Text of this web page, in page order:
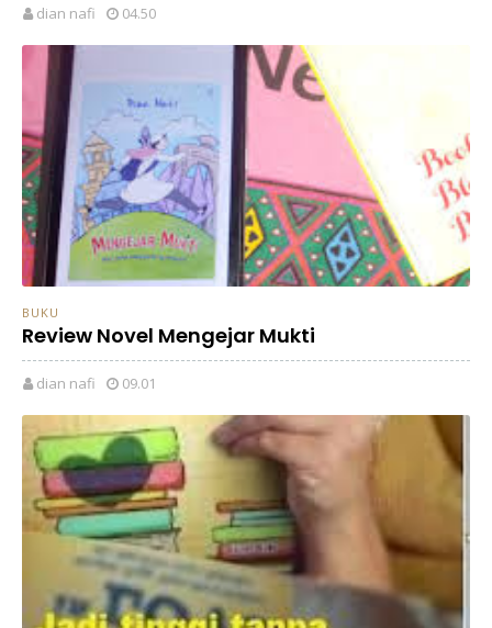
dian nafi 04.50
BUKU
Review Novel Mengejar Mukti
dian nafi 09.01